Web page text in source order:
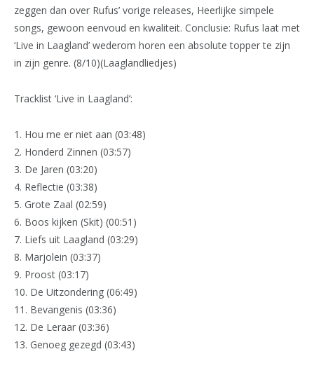
zeggen dan over Rufus’ vorige releases, Heerlijke simpele
songs, gewoon eenvoud en kwaliteit. Conclusie: Rufus laat met
‘Live in Laagland’ wederom horen een absolute topper te zijn
in zijn genre. (8/10)(Laaglandliedjes)
Tracklist ‘Live in Laagland’:
1. Hou me er niet aan (03:48)
2. Honderd Zinnen (03:57)
3. De Jaren (03:20)
4. Reflectie (03:38)
5. Grote Zaal (02:59)
6. Boos kijken (Skit) (00:51)
7. Liefs uit Laagland (03:29)
8. Marjolein (03:37)
9. Proost (03:17)
10. De Uitzondering (06:49)
11. Bevangenis (03:36)
12. De Leraar (03:36)
13. Genoeg gezegd (03:43)